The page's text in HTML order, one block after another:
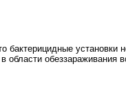
установки
области